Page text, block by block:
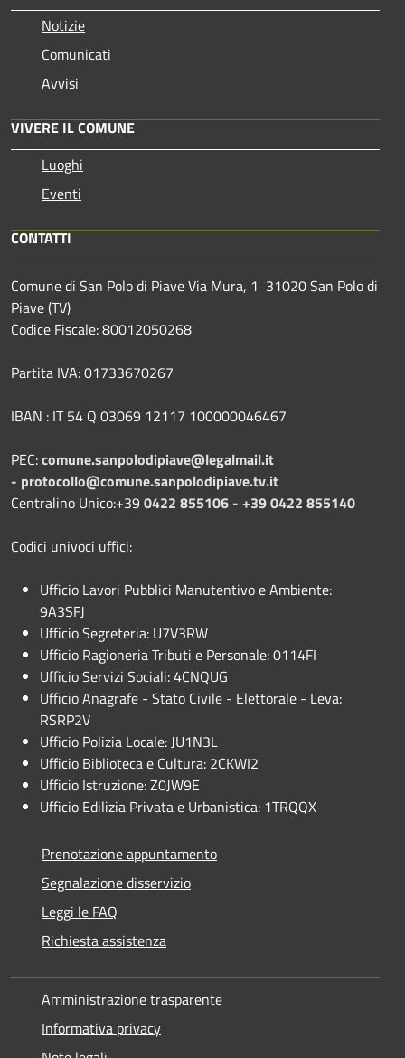
Notizie
Comunicati
Avvisi
VIVERE IL COMUNE
Luoghi
Eventi
CONTATTI
Comune di San Polo di Piave Via Mura, 1 31020 San Polo di
Piave (TV)
Codice Fiscale: 80012050268
Partita IVA: 01733670267
IBAN : IT 54 Q 03069 12117 100000046467
PEC:comune.sanpolodipiave@legalmail.it
- protocollo@comune.sanpolodipiave.tv.it
Centralino Unico:+39 0422 855106 - +39 0422 855140
Codici univoci uffici:
Ufficio Lavori Pubblici Manutentivo e Ambiente:
9A3SFJ
Ufficio Segreteria: U7V3RW
Ufficio Ragioneria Tributi e Personale: 0114FI
Ufficio Servizi Sociali: 4CNQUG
Ufficio Anagrafe - Stato Civile - Elettorale - Leva:
RSRP2V
Ufficio Polizia Locale: JU1N3L
Ufficio Biblioteca e Cultura: 2CKWI2
Ufficio Istruzione: Z0JW9E
Ufficio Edilizia Privata e Urbanistica: 1TRQQX
Prenotazione appuntamento
Segnalazione disservizio
Leggi le FAQ
Richiesta assistenza
Amministrazione trasparente
Informativa privacy